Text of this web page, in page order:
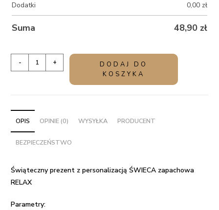
Dodatki
0,00 zł
Suma 48,90 zł
Świąteczny
personalizacją
ŚWIECA
zapachowa
RELAX
- +
DODAJ DO
KOSZYKA
OPIS OPINIE (0) WYSYŁKA PRODUCENT
BEZPIECZEŃSTWO
Świąteczny prezent z personalizacją ŚWIECA zapachowa
RELAX
Parametry: